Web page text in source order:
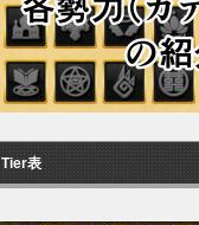
Tier表